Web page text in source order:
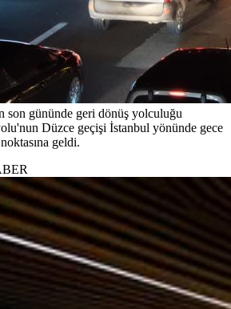
son gününde geri dönüş yolculuğu
Düzce geçişi İstanbul yönünde gece
geldi.